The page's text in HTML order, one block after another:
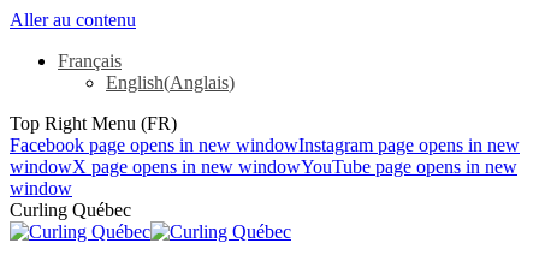
Aller au contenu
Français
English(Anglais)
Top Right Menu (FR)
Facebook page opens in new windowInstagram page opens in new
windowX page opens in new windowYouTube page opens in new
window
Curling Québec